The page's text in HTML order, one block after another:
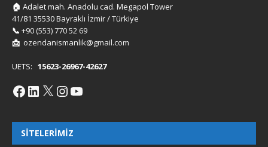
🏠 Adalet mah. Anadolu cad. Megapol Tower
41/81 35530 Bayraklı İzmir / Türkiye
📞 +90 (553) 770 52 69
📩 ozendanismanlik@gmail.com
UETS: 15623-26967-42627
SITELERIMIZ